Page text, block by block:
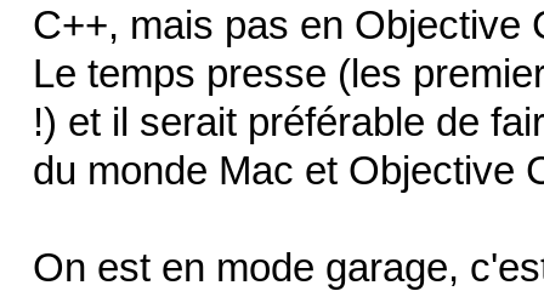
C++, mais pas en Objective
Le temps presse (les
!) et il serait préférable de
du monde Mac et Objective
On est en mode garage,